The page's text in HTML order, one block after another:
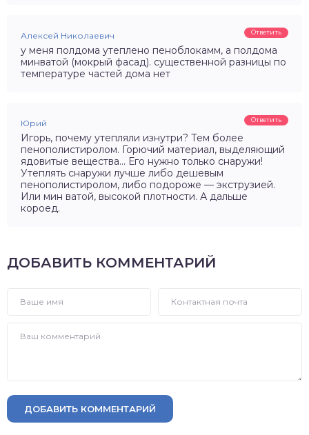
Алексей Николаевич Ответить
у меня полдома утеплено пеноблокамм, а полдома
минватой (мокрый фасад). существенной разницы по
температуре частей дома нет
Юрий Ответить
Игорь, почему утепляли изнутри? Тем более
пенополистиролом. Горючий материал, выделяющий
ядовитые вещества… Его нужно только снаружи!
Утеплять снаружи лучше либо дешевым
пенополистиролом, либо подороже — экструзией.
Или мин ватой, высокой плотности. А дальше
короед.
ДОБАВИТЬ КОММЕНТАРИЙ
ДОБАВИТЬ КОММЕНТАРИЙ